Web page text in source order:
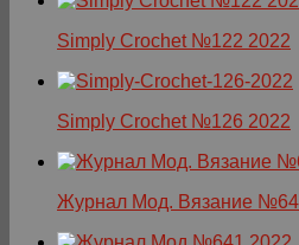
Simply Crochet №122 2022
Simply Crochet №126 2022
Журнал Мод. Вязание